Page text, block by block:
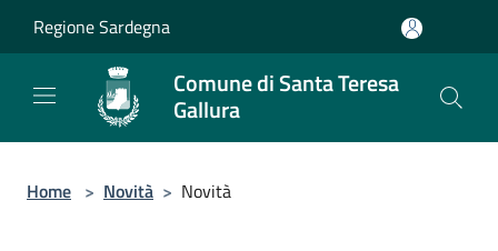
Regione Sardegna
Comune di Santa Teresa
Gallura
Home > Novità > Novità